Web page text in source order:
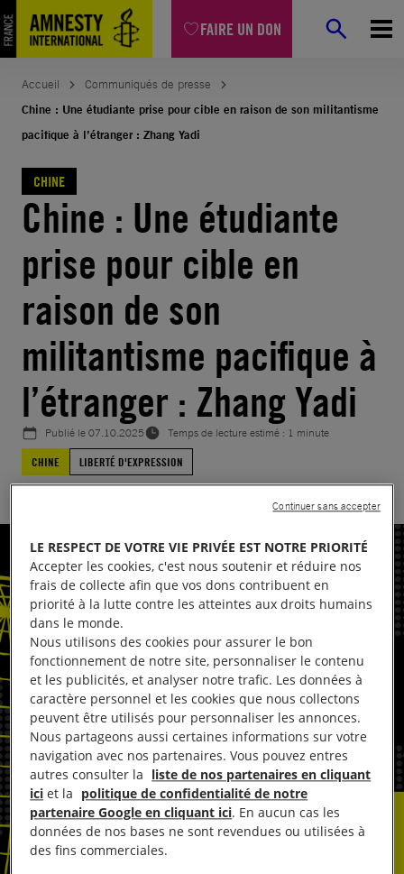
FAIRE UN DON
Aller
au
contenu
Accueil
Communiqués de presse
Chine : Une étudiante prise pour cible en raison de son militantisme
pacifique à l’étranger : Zhang Yadi
CHINE
Chine : Une étudiante
prise pour cible en
raison de son
militantisme pacifique à
l’étranger : Zhang Yadi
Publié le07.10.2025
Temps de lecture estimé : 1 minute
CHINE
LIBERTÉ D'EXPRESSION
LE RESPECT DE VOTRE VIE PRIVÉE EST NOTRE PRIORITÉ
Accepter les cookies, c'est nous soutenir et réduire nos
frais de collecte afin que vos dons contribuent en
priorité à la lutte contre les atteintes aux droits humains
dans le monde.
Nous utilisons des cookies pour assurer le bon
fonctionnement de notre site, personnaliser le contenu
et les publicités, et analyser notre trafic. Les données à
caractère personnel et les cookies que nous collectons
peuvent être utilisés pour personnaliser les annonces.
Nous partageons aussi certaines informations sur votre
navigation avec nos partenaires. Vous pouvez entres
autres consulter la liste de nos partenaires en cliquant
ici et la politique de confidentialité de notre
partenaire Google en cliquant ici. En aucun cas les
données de nos bases ne sont revendues ou utilisées à
des fins commerciales.
Continuer sans accepter